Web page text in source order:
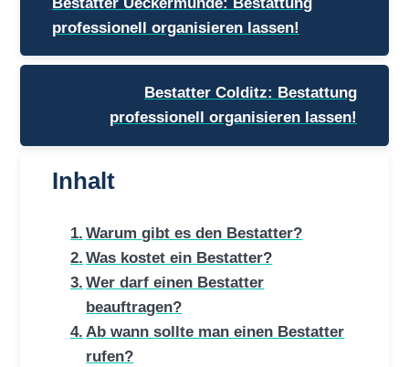
professionell organisieren lassen!
Bestatter Colditz: Bestattung
professionell organisieren lassen!
Inhalt
Warum gibt es den Bestatter?
Was kostet ein Bestatter?
Wer darf einen Bestatter
beauftragen?
Ab wann sollte man einen Bestatter
rufen?